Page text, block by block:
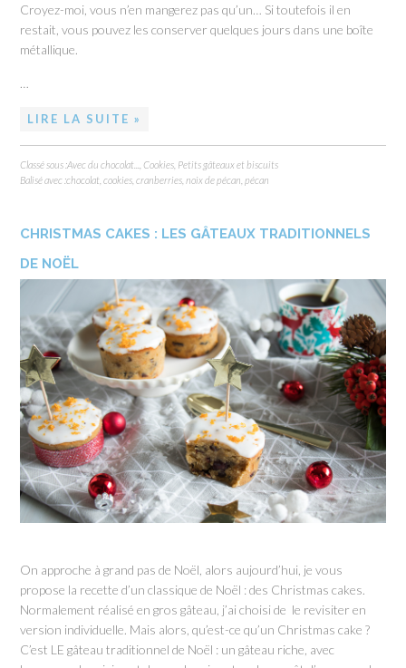
Croyez-moi, vous n’en mangerez pas qu’un… Si toutefois il en
restait, vous pouvez les conserver quelques jours dans une boîte
métallique.
…
LIRE LA SUITE »
Classé sous :Avec du chocolat... ,Cookies Petits gâteaux et biscuits
Balisé avec :chocolat ,cookies ,cranberries ,noix de pécan ,pécan
CHRISTMAS CAKES : LES GÂTEAUX TRADITIONNELS
DE NOËL
On approche à grand pas de Noël, alors aujourd’hui, je vous
propose la recette d’un classique de Noël : des Christmas cakes.
Normalement réalisé en gros gâteau, j’ai choisi de le revisiter en
version individuelle. Mais alors, qu’est-ce qu’un Christmas cake ?
C’est LE gâteau traditionnel de Noël : un gâteau riche, avec